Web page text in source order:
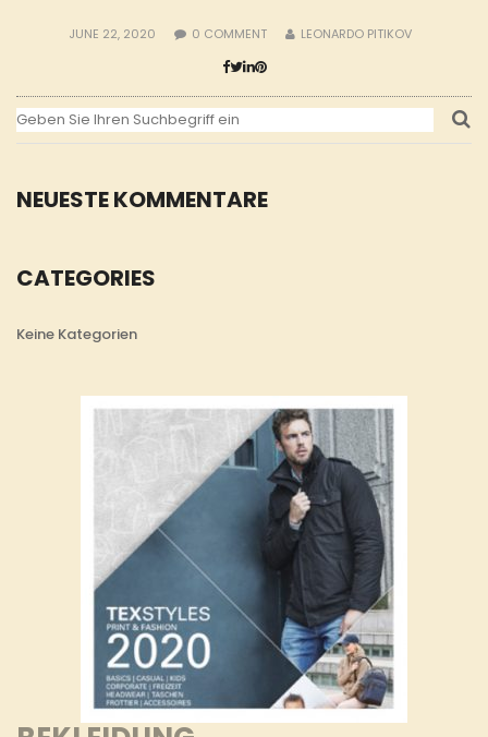
NEUESTE KOMMENTARE
CATEGORIES
Keine Kategorien
JUNE 22, 2020 0 COMMENT LEONARDO PITIKOV